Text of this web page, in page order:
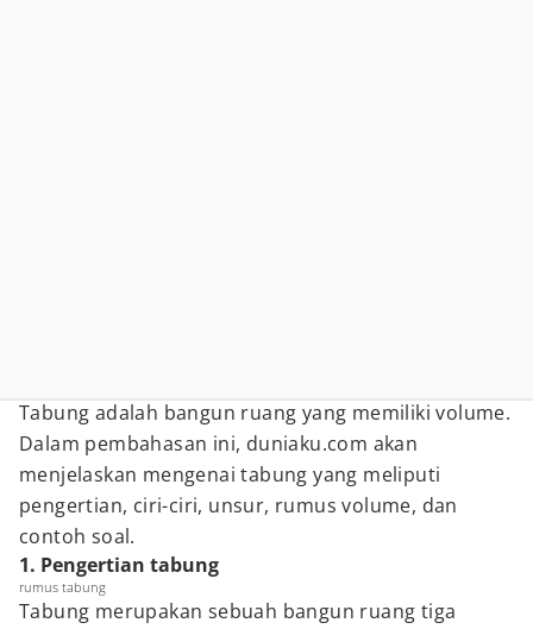
Tabung adalah bangun ruang yang memiliki volume.
Dalam pembahasan ini, duniaku.com akan
menjelaskan mengenai tabung yang meliputi
pengertian, ciri-ciri, unsur, rumus volume, dan
contoh soal.
1. Pengertian tabung
rumus tabung
Tabung merupakan sebuah bangun ruang tiga